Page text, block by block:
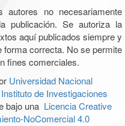
autores no necesariamente
publicación. Se autoriza la
aquí publicados siempre y
forma correcta. No se permite
fines comerciales.
Universidad Nacional
de Investigaciones
bajo una Licencia Creative
NoComercial 4.0